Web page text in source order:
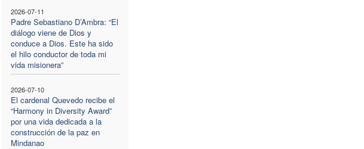
2026-07-11
Padre Sebastiano D’Ambra: “El
diálogo viene de Dios y
conduce a Dios. Este ha sido
el hilo conductor de toda mi
vida misionera”
2026-07-10
El cardenal Quevedo recibe el
“Harmony in Diversity Award”
por una vida dedicada a la
construcción de la paz en
Mindanao